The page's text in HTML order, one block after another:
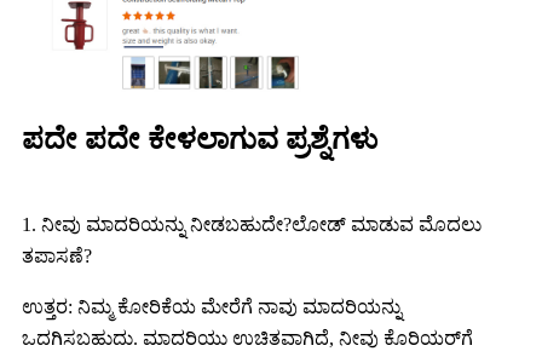
ಪದೇ ಪದೇ ಕೇಳಲಾಗುವ ಪ್ರಶ್ನೆಗಳು
1. ನೀವು ಮಾದರಿಯನ್ನು ನೀಡಬಹುದೇ?ಲೋಡ್ ಮಾಡುವ ಮೊದಲು
ತಪಾಸಣೆ?
ಉತ್ತರ: ನಿಮ್ಮ ಕೋರಿಕೆಯ ಮೇರೆಗೆ ನಾವು ಮಾದರಿಯನ್ನು
ಒದಗಿಸಬಹುದು. ಮಾದರಿಯು ಉಚಿತವಾಗಿದೆ, ನೀವು ಕೊರಿಯರ್‌ಗೆ